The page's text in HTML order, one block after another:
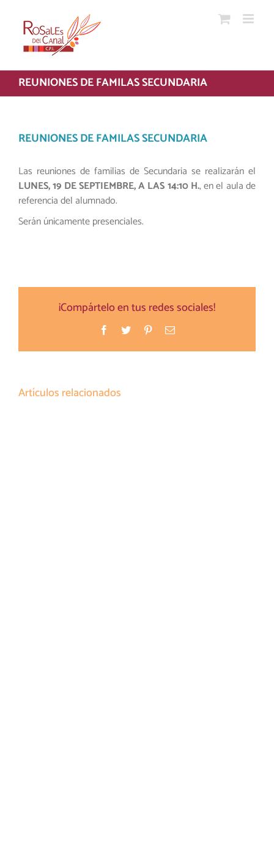
contenido
REUNIONES DE FAMILAS SECUNDARIA
REUNIONES DE FAMILAS SECUNDARIA
Las reuniones de familias de Secundaria se realizarán el
LUNES, 19 DE SEPTIEMBRE, A LAS 14:10 H., en el aula de
referencia del alumnado.
Serán únicamente presenciales.
¡Compártelo en tus redes sociales!
Facebook
Twitter PinterestCorreo
Artículos relacionados